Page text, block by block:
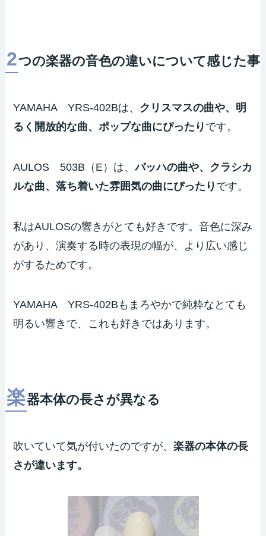
2つの楽器の音色の違いについて感じた事
YAMAHA YRS-402Bは、 クリスマスの曲や、明
るく開放的な曲、ポップな曲にぴったり です。
AULOS 503B（E）は、バッハの曲や、クラシカ
ルな曲、落ち着いた雰囲気の曲にぴったり です。
私はAULOSの響きがとても好きです。音色に深み
があり、演奏する時の表現の幅が、より広い感じ
がするためです。
YAMAHA YRS-402Bもまろやかで純粋なとても
明るい響きで、これも好きではあります。
楽器本体の長さが異なる
吹いていて気が付いたのですが、楽器の本体の長
さが違います。